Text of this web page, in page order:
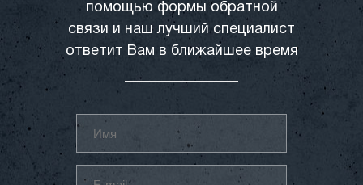
помощью формы обратной
связи и наш лучший специалист
ответит Вам в ближайшее время